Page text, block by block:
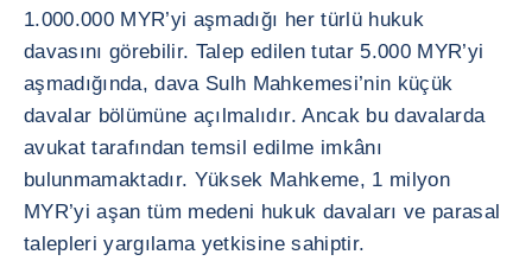
1.000.000 MYR’yi aşmadığı her türlü hukuk
davasını görebilir. Talep edilen tutar 5.000 MYR’yi
aşmadığında, dava Sulh Mahkemesi’nin küçük
davalar bölümüne açılmalıdır. Ancak bu davalarda
avukat tarafından temsil edilme imkânı
bulunmamaktadır. Yüksek Mahkeme, 1 milyon
MYR’yi aşan tüm medeni hukuk davaları ve parasal
talepleri yargılama yetkisine sahiptir.